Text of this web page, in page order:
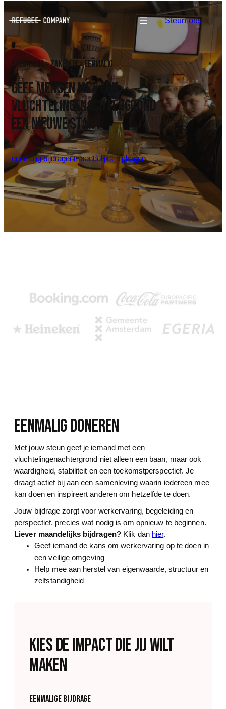
Steun ons
steun ons > zakelijk > eenmalig
GEEF MENSEN MET EEN
VLUCHTELINGENACHTERGROND
EEN NIEUWE START
eenmalig bijdragenmaandelijks bijdragen
eenmalig doneren
Met jouw steun geef je iemand met een
vluchtelingenachtergrond niet alleen een baan, maar ook
waardigheid, stabiliteit en een toekomstperspectief. Je
draagt actief bij aan een samenleving waarin iedereen mee
kan doen en inspireert anderen om hetzelfde te doen.
Jouw bijdrage zorgt voor werkervaring, begeleiding en
perspectief, precies wat nodig is om opnieuw te beginnen.
Liever maandelijks bijdragen?Klik dan hier.
Geef iemand de kans om werkervaring op te doen in
een veilige omgeving
Help mee aan herstel van eigenwaarde, structuur en
zelfstandigheid
kies de impact die jij wilt
maken
Eenmalige bijdrage